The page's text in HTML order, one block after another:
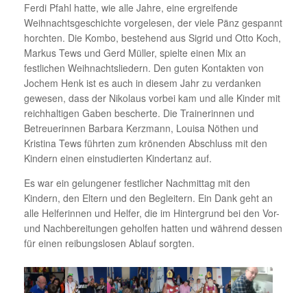
Ferdi Pfahl hatte, wie alle Jahre, eine ergreifende
Weihnachtsgeschichte vorgelesen, der viele Pänz gespannt
horchten. Die Kombo, bestehend aus Sigrid und Otto Koch,
Markus Tews und Gerd Müller, spielte einen Mix an
festlichen Weihnachtsliedern. Den guten Kontakten von
Jochem Henk ist es auch in diesem Jahr zu verdanken
gewesen, dass der Nikolaus vorbei kam und alle Kinder mit
reichhaltigen Gaben bescherte. Die Trainerinnen und
Betreuerinnen Barbara Kerzmann, Louisa Nöthen und
Kristina Tews führten zum krönenden Abschluss mit den
Kindern einen einstudierten Kindertanz auf.
Es war ein gelungener festlicher Nachmittag mit den
Kindern, den Eltern und den Begleitern. Ein Dank geht an
alle Helferinnen und Helfer, die im Hintergrund bei den Vor-
und Nachbereitungen geholfen hatten und während dessen
für einen reibungslosen Ablauf sorgten.